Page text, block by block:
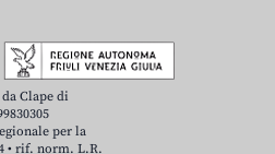
Clape di
per la
• rif. norm. L.R.